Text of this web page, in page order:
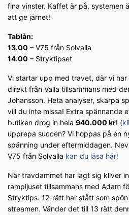
fina vinster. Kaffet är på, systemen
att ge järnet!
Tablån:
13.00 – V75 från Solvalla
14.00 – Stryktipset
Vi startar upp med travet, där vi
direkt från Valla tillsammans med
Johansson. Heta analyser, skarpa
vill du inte missa! Extra spännande
butiken drog in hela 940.000 kr! (
upprepa succén? Vi hoppas på en
spänning under eftermiddagen.
V75 från Solvalla kan du läsa här!
När travdammet har lagt sig kliver
rampljuset tillsammans med Adam
Stryktips. 12-rätt har stått som
streamen. Vänder det till 13 rätt